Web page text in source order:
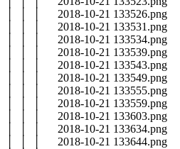
│ │ │ 2018-10-21 133526.png
│ │ │ 2018-10-21 133531.png
│ │ │ 2018-10-21 133534.png
│ │ │ 2018-10-21 133539.png
│ │ │ 2018-10-21 133543.png
│ │ │ 2018-10-21 133549.png
│ │ │ 2018-10-21 133555.png
│ │ │ 2018-10-21 133559.png
│ │ │ 2018-10-21 133603.png
│ │ │ 2018-10-21 133634.png
│ │ │ 2018-10-21 133644.png